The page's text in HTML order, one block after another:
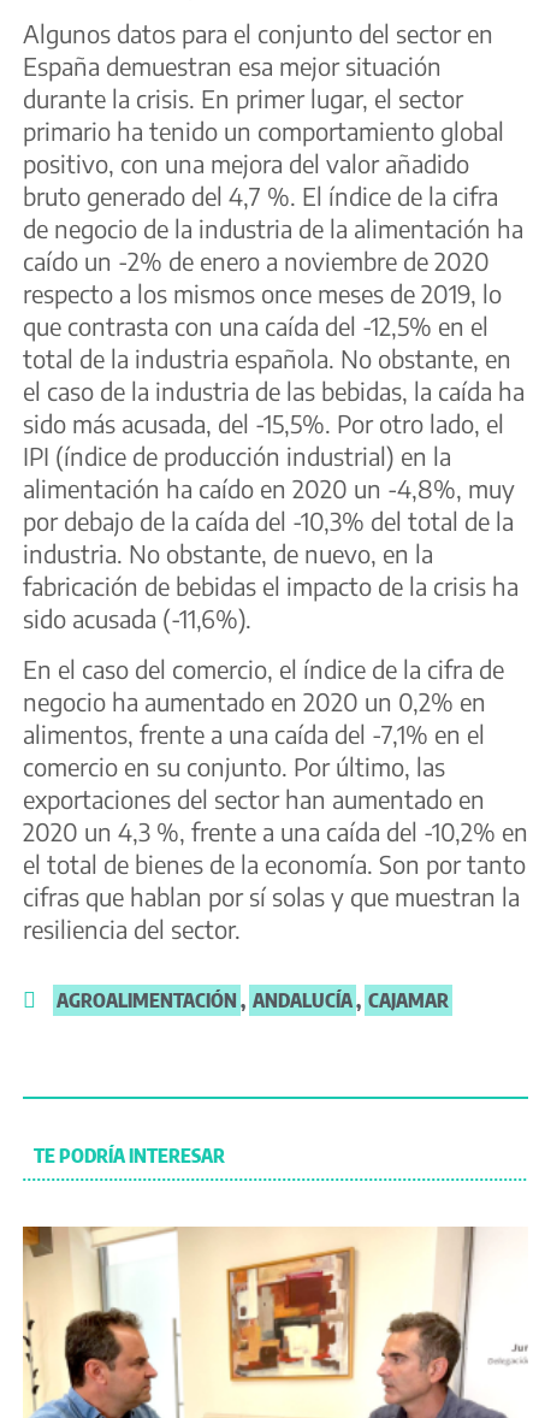
Algunos datos para el conjunto del sector en
España demuestran esa mejor situación
durante la crisis. En primer lugar, el sector
primario ha tenido un comportamiento global
positivo, con una mejora del valor añadido
bruto generado del 4,7 %. El índice de la cifra
de negocio de la industria de la alimentación ha
caído un -2% de enero a noviembre de 2020
respecto a los mismos once meses de 2019, lo
que contrasta con una caída del -12,5% en el
total de la industria española. No obstante, en
el caso de la industria de las bebidas, la caída ha
sido más acusada, del -15,5%. Por otro lado, el
IPI (índice de producción industrial) en la
alimentación ha caído en 2020 un -4,8%, muy
por debajo de la caída del -10,3% del total de la
industria. No obstante, de nuevo, en la
fabricación de bebidas el impacto de la crisis ha
sido acusada (-11,6%).
En el caso del comercio, el índice de la cifra de
negocio ha aumentado en 2020 un 0,2% en
alimentos, frente a una caída del -7,1% en el
comercio en su conjunto. Por último, las
exportaciones del sector han aumentado en
2020 un 4,3 %, frente a una caída del -10,2% en
el total de bienes de la economía. Son por tanto
cifras que hablan por sí solas y que muestran la
resiliencia del sector.
AGROALIMENTACIÓN , ANDALUCÍA, CAJAMAR
TE PODRÍA INTERESAR